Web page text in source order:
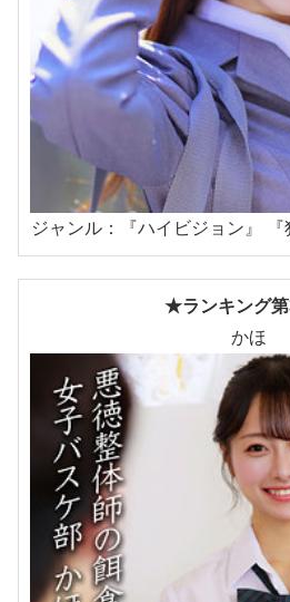
ジャンル：『ハイビジョン』 『
★ランキング
かほ